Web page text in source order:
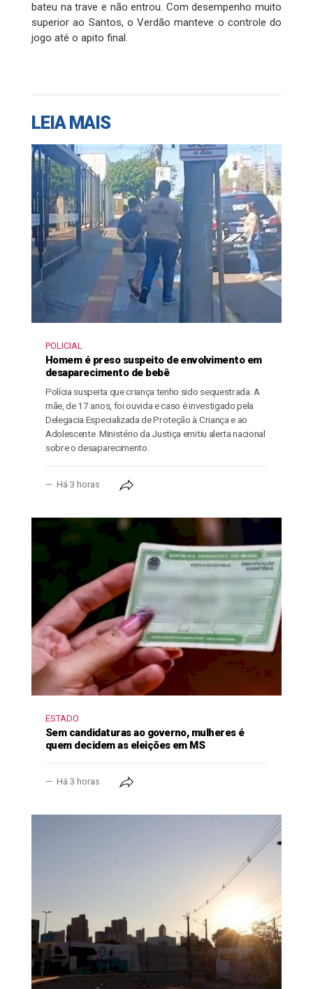
bateu na trave e não entrou. Com desempenho muito
superior ao Santos, o Verdão manteve o controle do
jogo até o apito final.
LEIA MAIS
POLICIAL
Homem é preso suspeito de envolvimento em
desaparecimento de bebê
Polícia suspeita que criança tenho sido sequestrada. A
mãe, de 17 anos, foi ouvida e caso é investigado pela
Delegacia Especializada de Proteção à Criança e ao
Adolescente. Ministério da Justiça emitiu alerta nacional
sobre o desaparecimento.
Há 3 horas
ESTADO
Sem candidaturas ao governo, mulheres é
quem decidem as eleições em MS
Há 3 horas